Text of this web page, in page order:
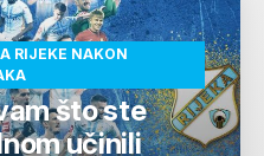
RIJEKE NAKON
što ste
učinili